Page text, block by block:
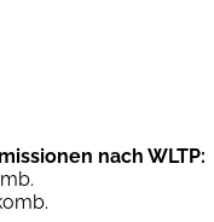
nach WLTP: